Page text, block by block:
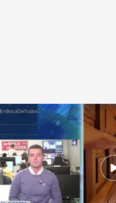
Primeras imágenes del zulo
presunto asesino de Esther López
En boca de todos
14 ABR 2026 - 11:54h.
Sale a la luz la primera